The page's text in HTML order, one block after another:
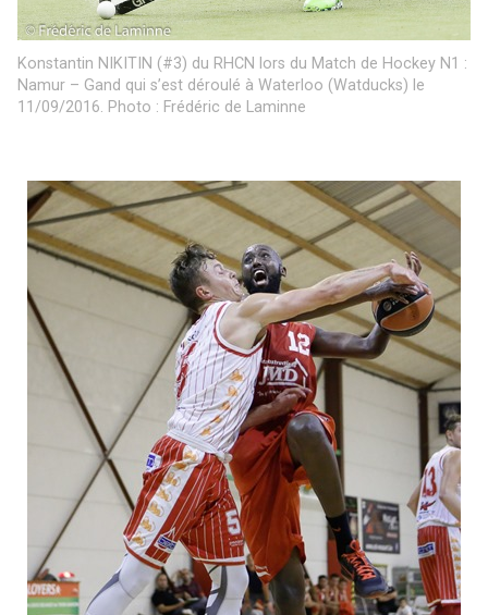
Konstantin NIKITIN (#3) du RHCN lors du Match de Hockey N1 :
Namur – Gand qui s’est déroulé à Waterloo (Watducks) le
11/09/2016. Photo : Frédéric de Laminne